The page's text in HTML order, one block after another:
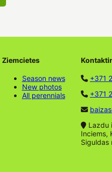
Ziemcietes
Season news
New photos
All perennials
+371
+371
Lazdu
Inciems,
Siguldas